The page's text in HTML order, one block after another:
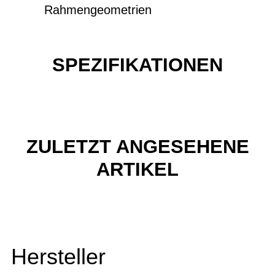
Rahmengeometrien
SPEZIFIKATIONEN
ZULETZT ANGESEHENE
ARTIKEL
Hersteller